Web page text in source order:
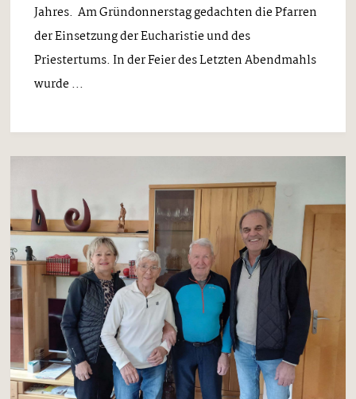
Jahres. Am Gründonnerstag gedachten die Pfarren
der Einsetzung der Eucharistie und des
Priestertums. In der Feier des Letzten Abendmahls
wurde ...